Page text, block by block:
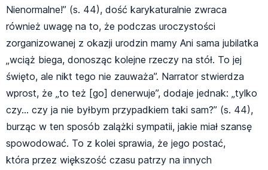
Nienormalne!” (s. 44), dość karykaturalnie zwraca
również uwagę na to, że podczas uroczystości
zorganizowanej z okazji urodzin mamy Ani sama jubilatka
„wciąż biega, donosząc kolejne rzeczy na stół. To jej
święto, ale nikt tego nie zauważa”. Narrator stwierdza
wprost, że „to też [go] denerwuje”, dodaje jednak: „tylko
czy… czy ja nie byłbym przypadkiem taki sam?” (s. 44),
burząc w ten sposób zalążki sympatii, jakie miał szansę
spowodować. To z kolei sprawia, że jego postać,
która przez większość czasu patrzy na innych